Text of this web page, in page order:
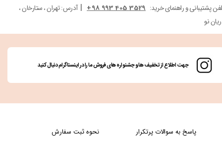
جهت اطلاع از تخفیف ها و جشنواره های فروش ما را در اینستاگرام دنبال کنید
پاسخ به سوالات پرتکرار
نحوه ثبت سفارش
پشتیبانی و راهنمای خرید: 3529 405 993 98+
| آدرس: تهران ، ستارخان ،
نو